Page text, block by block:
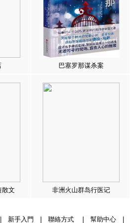
巴塞罗那谋杀案
散文 非洲火山群岛行医记
新手入門 聯絡方式| 幫助中心|